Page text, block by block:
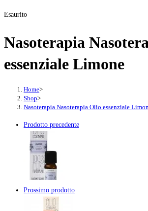
Esaurito
Nasoterapia
essenziale Limone
Home>
Shop>
Nasoterapia Nasoterapia Olio essenziale
Prodotto precedente
Prossimo prodotto